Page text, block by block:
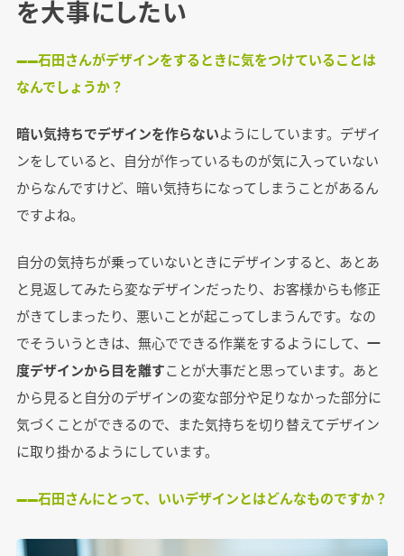
を大事にしたい
――石田さんがデザインをするときに気をつけていることは
なんでしょうか？
暗い気持ちでデザインを作らないようにしています。デザイ
ンをしていると、自分が作っているものが気に入っていない
からなんですけど、暗い気持ちになってしまうことがあるん
ですよね。
自分の気持ちが乗っていないときにデザインすると、あとあ
と見返してみたら変なデザインだったり、お客様からも修正
がきてしまったり、悪いことが起こってしまうんです。なの
でそういうときは、無心でできる作業をするようにして、 一
度デザインから目を離すことが大事だと思っています。あと
から見ると自分のデザインの変な部分や足りなかった部分に
気づくことができるので、また気持ちを切り替えてデザイン
に取り掛かるようにしています。
――石田さんにとって、いいデザインとはどんなものですか？